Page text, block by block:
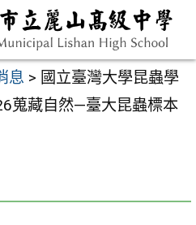
息 > 國立臺灣大學昆蟲學
蒐藏自然—臺大昆蟲標本